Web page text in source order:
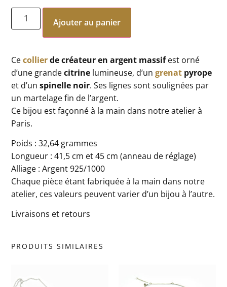
Ajouter au panier
Cecollierde créateur en argent massifest orné
d’une grandecitrine lumineuse, d’ungrenat pyrope
et d’unspinelle noir. Ses lignes sont soulignées par
un martelage fin de l’argent.
Ce bijou est façonné à la main dans notre atelier à
Paris.
Poids : 32,64 grammes
Longueur : 41,5 cm et 45 cm (anneau de réglage)
Alliage : Argent 925/1000
Chaque pièce étant fabriquée à la main dans notre
atelier, ces valeurs peuvent varier d’un bijou à l’autre.
Livraisons et retours
PRODUITS SIMILAIRES